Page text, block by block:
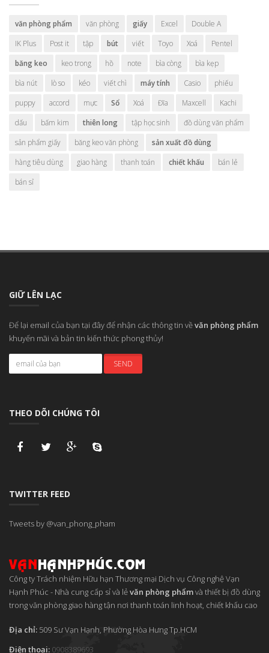
văn phòng phẩm văn phòng giấy Excel
Double A
IK Plus
Post it tập bút viết Toyo Xoá
Pentel
băng keo
keo trong hồ note bìa còng
bìa kẹp
bìa nút
lò so kéo viết chì máy tính Casio
phiếu
puppy
accord mực Sổ Xoá Đĩa Maxcell
Kachi
dấu
bấm kim thiên long tập học sinh
đồ dùng văn phẩm
sản phẩm giấy
băng keo văn phòng
sản xuất đồ dùng
hàng tiêu dùng
giao hàng thanh toán chiết khấu
bán lẻ
bán sỉ
GIỮ LÊN LẠC
Để lại email của bạn tại đây để nhận các thông tin vềvăn phòng phẩm
khuyến mãi và bản tin kiến thức phong thủy!
THEO DÕI CHÚNG TÔI
TWITTER FEED
Tweets by @van_phong_pham
Công ty Trách nhiệm Hữu hạn Thương mại Dịch vụ Công nghệ Vạn
Hạnh Phúc - Nhà cung cấp sỉ và lẻvăn phòng phẩmvà thiết bị đồ dùng
trong văn phòng giao hàng tận nơi thanh toán linh hoạt, chiết khấu cao
Địa chỉ: 509 Sư Vạn Hạnh, Phường Hòa HưngTp.HCM
Điện thoại: 0908389693